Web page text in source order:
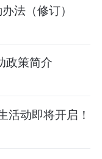
法（修订）
政策简介
活动即将开启！